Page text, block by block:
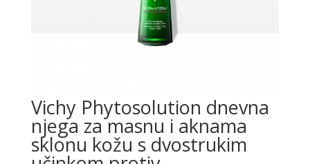
Vichy Phytosolution dnevna
njega za masnu i aknama
sklonu kožu s dvostrukim